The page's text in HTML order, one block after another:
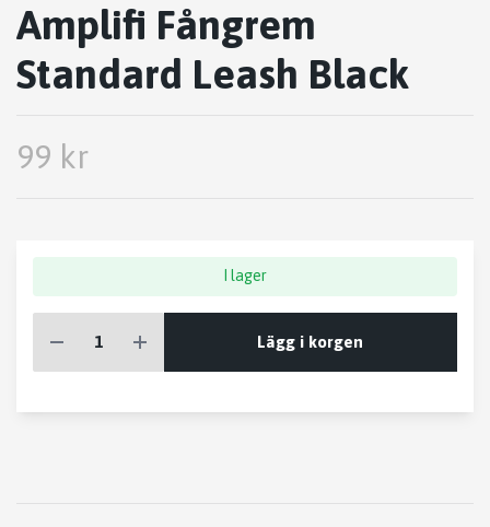
Amplifi Fångrem
Standard Leash Black
99 kr
I lager
Lägg i korgen